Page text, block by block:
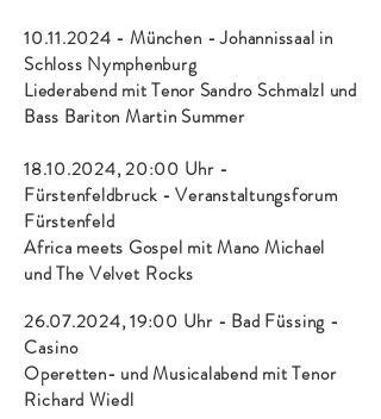
10.11.2024 - München - Johannissaal in
Schloss Nymphenburg
Liederabend mit Tenor Sandro Schmalzl und
Bass Bariton Martin Summer
18.10.2024, 20:00 Uhr -
Fürstenfeldbruck - Veranstaltungsforum
Fürstenfeld
Africa meets Gospel mit Mano Michael
undThe Velvet Rocks
26.07.2024, 19:00 Uhr - Bad Füssing -
Casino
Operetten- und Musicalabend mitTenor
Richard Wiedl